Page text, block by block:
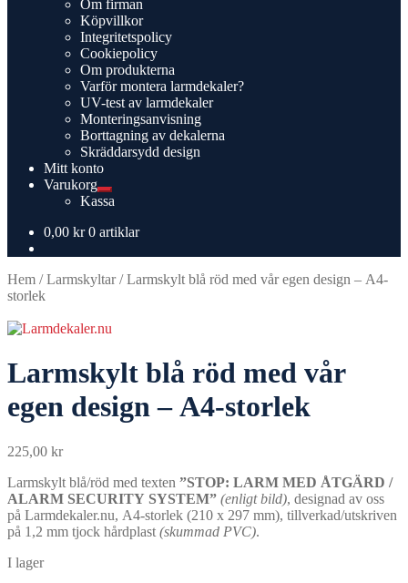
Om firman
Köpvillkor
Integritetspolicy
Cookiepolicy
Om produkterna
Varför montera larmdekaler?
UV-test av larmdekaler
Monteringsanvisning
Borttagning av dekalerna
Skräddarsydd design
Mitt konto
Varukorg
Expandera
undermeny
Kassa
0,00 kr 0 artiklar
Hem /Larmskyltar/Larmskylt blå röd med vår egen design – A4-
storlek
Larmskylt blå röd med vår
egen design – A4-storlek
225,00 kr
Larmskylt blå/röd med texten ”STOP: LARM MED ÅTGÄRD /
ALARM SECURITY SYSTEM” (enligt bild), designad av oss
på Larmdekaler.nu, A4-storlek (210 x 297 mm), tillverkad/utskriven
på 1,2 mm tjock hårdplast (skummad PVC).
I lager